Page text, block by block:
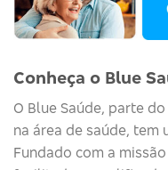
Conheça o Blue
O Blue Saúde, parte
na área de saúde, tem
Fundado com a